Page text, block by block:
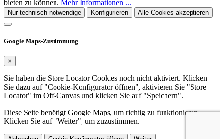
bieten zu können. Mehr Informationen ...
Nur technisch notwendige Konfigurieren Alle Cookies akzeptieren
Google Maps-Zustimmung
×
Sie haben die Store Locator Cookies noch nicht aktiviert. Klicken
Sie dazu auf "Cookie-Konfigurator öffnen", aktivieren Sie "Store
Locator" im Off-Canvas und klicken Sie auf "Speichern".
Diese Seite benötigt Google Maps, um richtig zu funktionieren.
Klicken Sie auf "Weiter", um zuzustimmen.